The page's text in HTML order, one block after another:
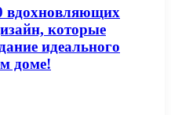
вдохновляющих
которые
идеального
доме!